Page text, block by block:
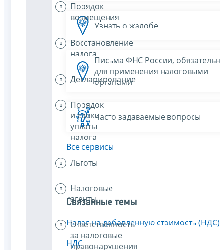
Порядок
возмещения
Восстановление
налога
Декларирование
Порядок
и сроки
уплаты
налога
Льготы
Налоговые
агенты
Ответственность
за налоговые
правонарушения
Узнать о жалобе
Письма ФНС России,
для применения налоговыми
органами
Часто задаваемые вопросы
Все сервисы
Связанные темы
Налог на добавленную стоимость (НДС)
НДС